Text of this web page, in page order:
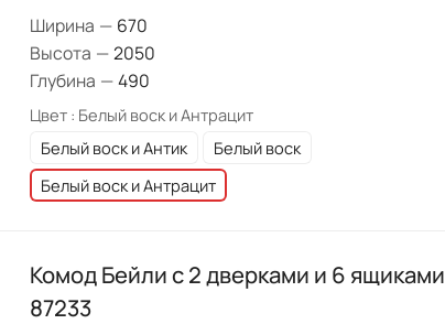
Ширина — 670
Высота —2050
Глубина —490
Цвет : Белый воск и Антрацит
Белый воск и Антик
Белый воск
Белый воск и Антрацит
Комод Бейли с 2 дверками и 6 ящиками
87233